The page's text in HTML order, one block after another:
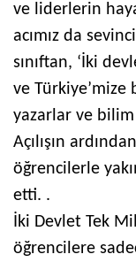
ve liderlerin
acımız da
sınıftan, ‘İki
ve Türkiye’mize
yazarlar ve bilim
Açılışın
öğrencilerle
etti. .
İki Devlet Tek
öğrencilere